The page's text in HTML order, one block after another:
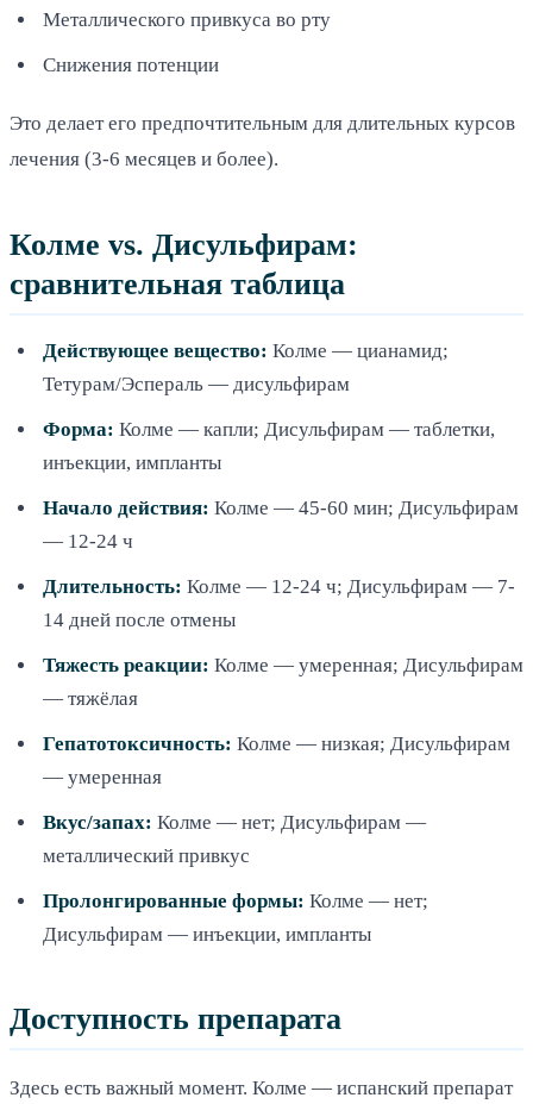
Металлического привкуса во рту
Снижения потенции
Это делает его предпочтительным для длительных курсов
лечения (3-6 месяцев и более).
Колме vs. Дисульфирам:
сравнительная таблица
Действующее вещество: Колме — цианамид;
Тетурам/Эспераль — дисульфирам
Форма: Колме — капли; Дисульфирам — таблетки,
инъекции, импланты
Начало действия: Колме — 45-60 мин; Дисульфирам
— 12-24 ч
Длительность: Колме — 12-24 ч; Дисульфирам — 7-
14 дней после отмены
Тяжесть реакции: Колме — умеренная; Дисульфирам
— тяжёлая
Гепатотоксичность: Колме — низкая; Дисульфирам
— умеренная
Вкус/запах: Колме — нет; Дисульфирам —
металлический привкус
Пролонгированные формы: Колме — нет;
Дисульфирам — инъекции, импланты
Доступность препарата
Здесь есть важный момент. Колме — испанский препарат